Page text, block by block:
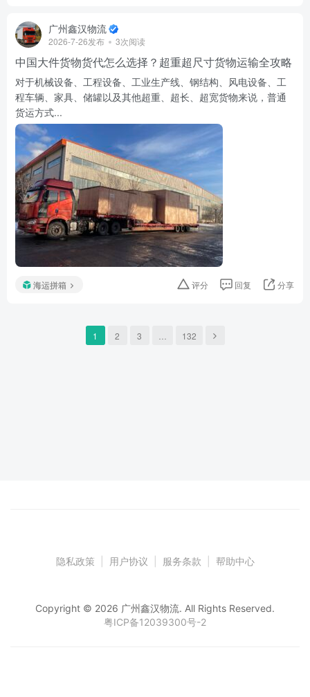
广州鑫汉物流
2026-7-26发布 3次阅读
中国大件货物货代怎么选择？超重超尺寸货物运输全攻略
对于机械设备、工程设备、工业生产线、钢结构、风电设备、工
程车辆、家具、储罐以及其他超重、超长、超宽货物来说，普通
货运方式...
海运拼箱 评分 回复 分享
1 2 3 132
隐私政策 用户协议 服务条款 帮助中心
Copyright © 2026 广州鑫汉物流. All Rights Reserved.
粤ICP备12039300号-2